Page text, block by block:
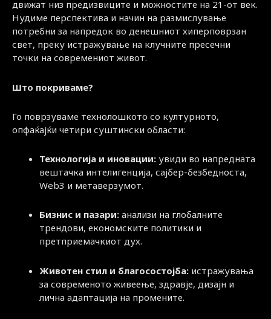
движат низ предизвиците и можностите на 21-от век.
Нудиме перспектива и начин на размислување
потребни за напредок во денешниот хиперповрзан
свет, преку истражување на клучните пресечни
точки на современиот живот.
Што покриваме?
Го поврзуваме технолошкото со културното,
опфаќајќи четири суштински области:
Технологија и иновации: увиди во напредната
вештачка интелигенција, сајбер-безбедноста,
Web3 и метаверзумот.
Бизнис и пазари: анализи на глобалните
трендови, економските политики и
претприемачкиот дух.
Животен стил и благосостојба: истражувања
за современото живеење, здравје, дизајн и
лична адаптација на промените.